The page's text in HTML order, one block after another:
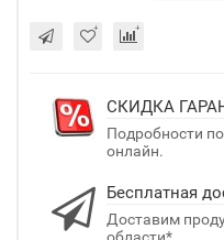
СКИДКА
Подробности
онлайн.
Бесплатная
Доставим